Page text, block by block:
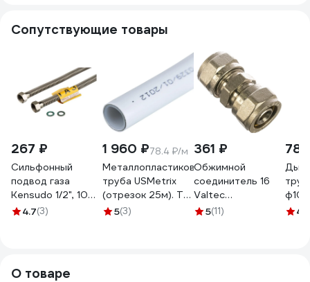
Сопутствующие товары
267 ₽
Сильфонный
подвод газа
Kensudo 1/2", 100
см, в/в 26715
4.7(3)
1 960 ₽78.4 ₽/м
Металлопластиковая
труба USMetrix
(отрезок 25м). ТМ
для холодной и
5(3)
361 ₽
Обжимной
соединитель 16
Valtec
VTm.303.N.001616
5(11)
430,
4.9
О товаре